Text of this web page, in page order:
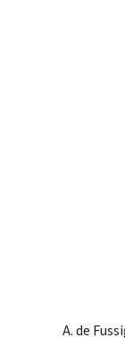
A. de